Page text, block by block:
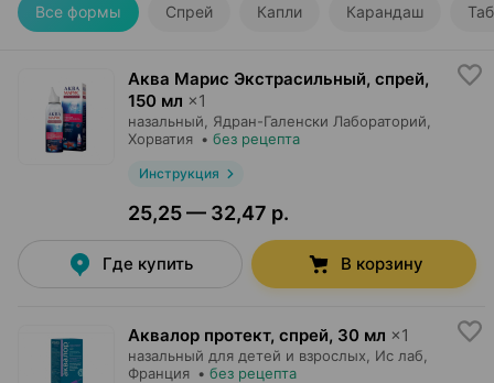
Все формы Спрей Капли Карандаш
Аква Марис Экстрасильный, спрей,
150 мл ×1
назальный, Ядран-Галенски Лабораторий
Хорватия • без рецепта
Инструкция
25,25 — 32,47 р.
Где купить В корзину
Аквалор протект, спрей, 30 мл ×1
назальный для детей и взрослых, Ис лаб
Франция • без рецепта